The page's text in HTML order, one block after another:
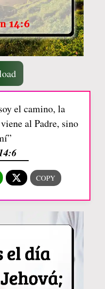
el camino, la
al Padre, sino